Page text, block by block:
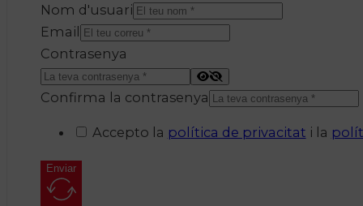
Nom d'usuari
Email
Contrasenya
Confirma la contrasenya
Accepto la política de privacitat i la
Enviar